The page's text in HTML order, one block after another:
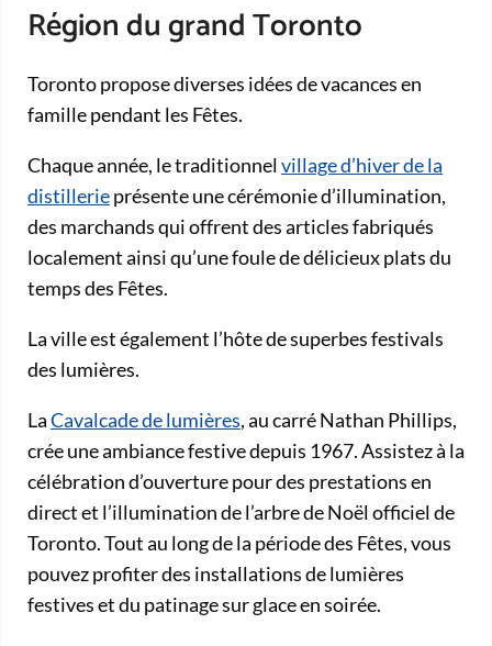
Région du grand Toronto
Toronto propose diverses idées de vacances en
famille pendant les Fêtes.
Chaque année, le traditionnelvillage d’hiver de la
distillerieprésente une cérémonie d’illumination,
des marchands qui offrent des articles fabriqués
localement ainsi qu’une foule de délicieux plats du
temps des Fêtes.
La ville est également l’hôte de superbes festivals
des lumières.
LaCavalcade de lumières, au carré Nathan Phillips,
crée une ambiance festive depuis 1967. Assistez à la
célébration d’ouverture pour des prestations en
direct et l’illumination de l’arbre de Noël officiel de
Toronto. Tout au long de la période des Fêtes, vous
pouvez profiter des installations de lumières
festives et du patinage sur glace en soirée.